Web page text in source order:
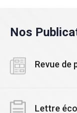
Nos
Revue de
Lettre